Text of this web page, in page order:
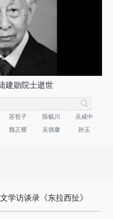
建勋院士逝世
苏哲子 陈毓川
吴咸中
魏正耀 吴德馨 孙玉
学访谈录《东拉西扯》